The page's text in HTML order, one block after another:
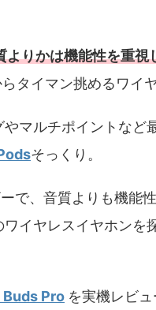
よりかは機能性を重視
タイマン挑めるワイ
やマルチポイントな
そっくり。
で、音質よりも機能
イヤレスイヤホンを
Pro を実機レビュ